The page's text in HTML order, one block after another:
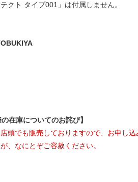
クト タイプ001」は付属しません。
在庫についてのお詫び】
頭でも販売しておりますので、お申し
、なにとぞご容赦ください。